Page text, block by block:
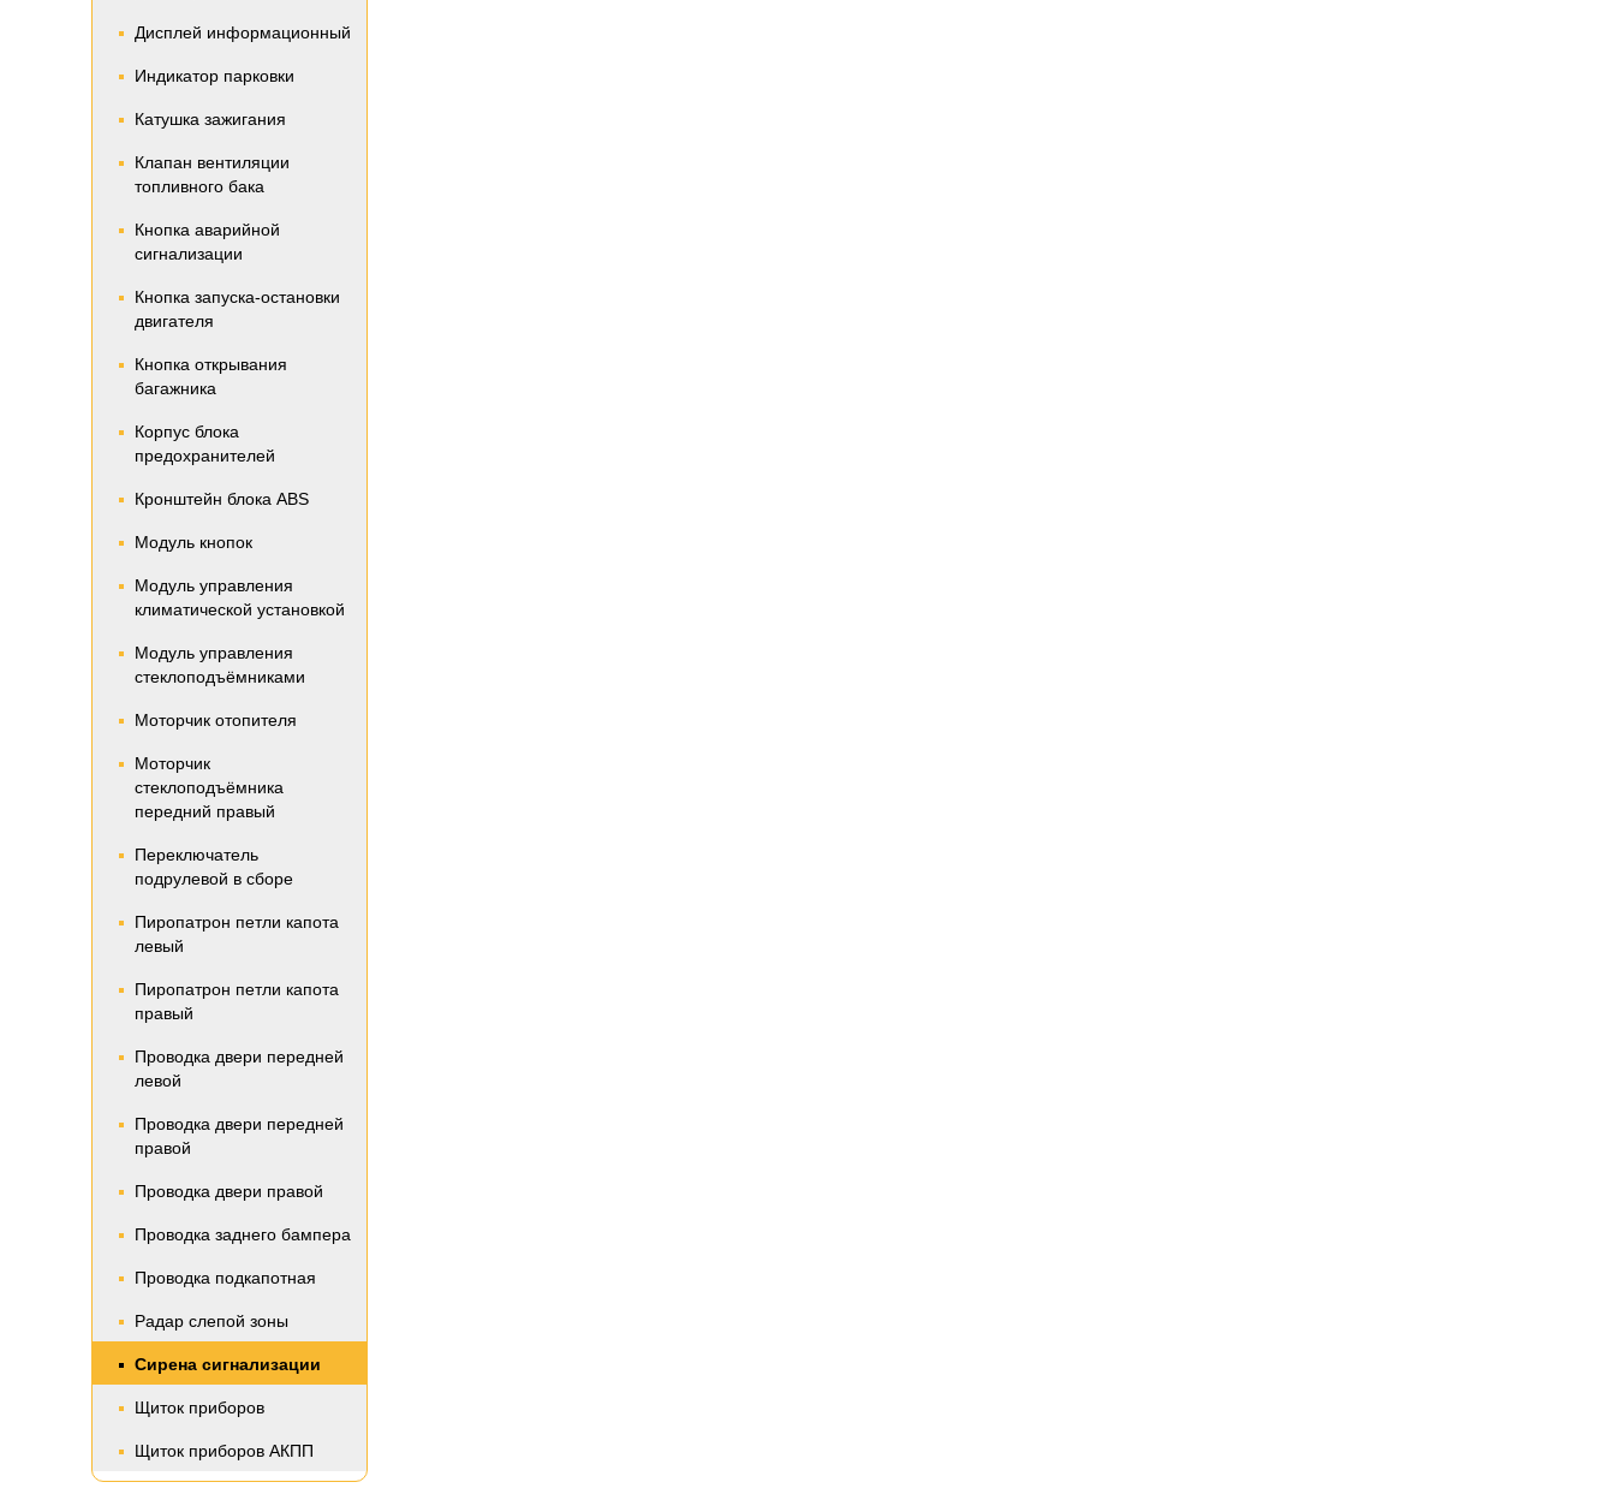
Дисплей информационный
Индикатор парковки
Катушка зажигания
Клапан вентиляции
топливного бака
Кнопка аварийной
сигнализации
Кнопка запуска-остановки
двигателя
Кнопка открывания
багажника
Корпус блока
предохранителей
Кронштейн блока ABS
Модуль кнопок
Модуль управления
климатической установкой
Модуль управления
стеклоподъёмниками
Моторчик отопителя
Моторчик
стеклоподъёмника
передний правый
Переключатель
подрулевой в сборе
Пиропатрон петли капота
левый
Пиропатрон петли капота
правый
Проводка двери передней
левой
Проводка двери передней
правой
Проводка двери правой
Проводка заднего бампера
Проводка подкапотная
Радар слепой зоны
Сирена сигнализации
Щиток приборов
Щиток приборов АКПП